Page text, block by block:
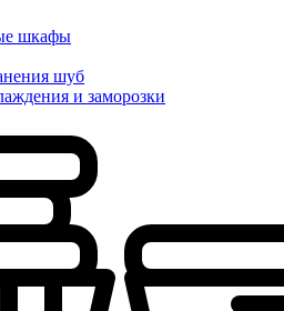
шкафы
шуб
и заморозки